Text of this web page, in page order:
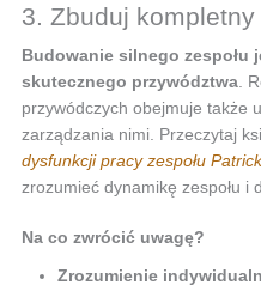
3. Zbuduj kompletny
Budowanie silnego zespołu
skutecznego przywództwa.
przywódczych obejmuje także
zarządzania nimi. Przeczytaj
dysfunkcji pracy zespołu
zrozumieć dynamikę zespołu i
Na co zwrócić uwagę?
Zrozumienie